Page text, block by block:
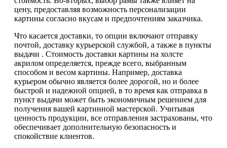
цену, предоставляя возможность персонализации
картины согласно вкусам и предпочтениям заказчика.
Что касается доставки, то опции включают отправку
почтой, доставку курьерской службой, а также в пункты
выдачи . Стоимость доставки картины на холсте
акрилом определяется, прежде всего, выбранным
способом и весом картины. Например, доставка
курьером обычно является более дорогой, но и более
быстрой и надежной опцией, в то время как отправка в
пункт выдачи может быть экономичным решением для
получения вашей картинной мастерской. Учитывая
ценность продукции, все отправления застрахованы, что
обеспечивает дополнительную безопасность и
спокойствие клиентов.